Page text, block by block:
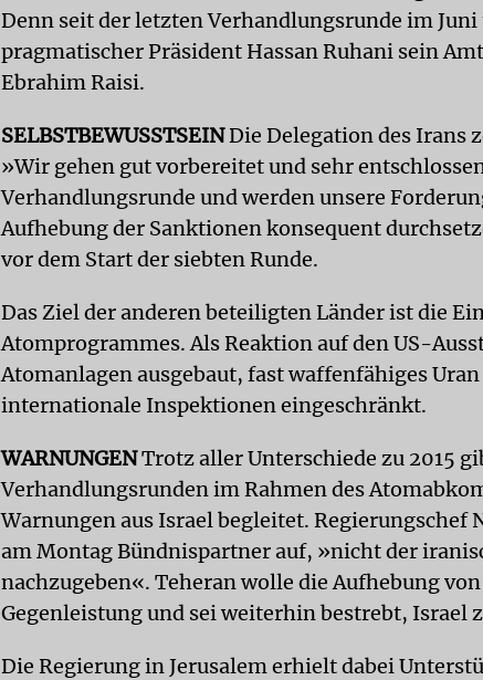
Denn seit der letzten Verhandlungsrunde im Juni
pragmatischer Präsident Hassan Ruhani sein
Ebrahim Raisi.
SELBSTBEWUSSTSEINDie Delegation des Irans
»Wir gehen gut vorbereitet und sehr
Verhandlungsrunde und werden unsere
Aufhebung der Sanktionen konsequent
vor dem Start der siebten Runde.
Das Ziel der anderen beteiligten Länder ist die
Atomprogrammes. Als Reaktion auf den US-
Atomanlagen ausgebaut, fast waffenfähiges
internationale Inspektionen eingeschränkt.
WARNUNGENTrotz aller Unterschiede zu 2015
Verhandlungsrunden im Rahmen des
Warnungen aus Israel begleitet. Regierungschef
am Montag Bündnispartner auf, »nicht der
nachzugeben«. Teheran wolle die Aufhebung
Gegenleistung und sei weiterhin bestrebt, Israel
Die Regierung in Jerusalem erhielt dabei